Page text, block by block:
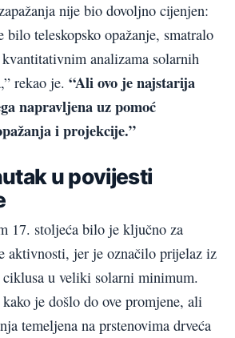
nije bio dovoljno cijenjen:
bilo teleskopsko opažanje, smatralo
analizama solarnih
rekao je. “Ali ovo je najstarija
napravljena uz pomoć
i projekcije.”
u povijesti
17. stoljeća bilo je ključno za
aktivnosti, jer je označilo prijelaz iz
u veliki solarni minimum.
je došlo do ove promjene, ali
temeljena na prstenovima drveća